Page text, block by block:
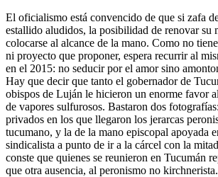
El oficialismo está convencido de que si zafa
estallido aludidos, la posibilidad de renovar su
colocarse al alcance de la mano. Como no
ni proyecto que proponer, espera recurrir al
en el 2015: no seducir por el amor sino
Hay que decir que tanto el gobernador de
obispos de Luján le hicieron un enorme favor
de vapores sulfurosos. Bastaron dos
privados en los que llegaron los jerarcas
tucumano, y la de la mano episcopal apoyada
sindicalista a punto de ir a la cárcel con la
conste que quienes se reunieron en Tucumán
que otra ausencia, al peronismo no